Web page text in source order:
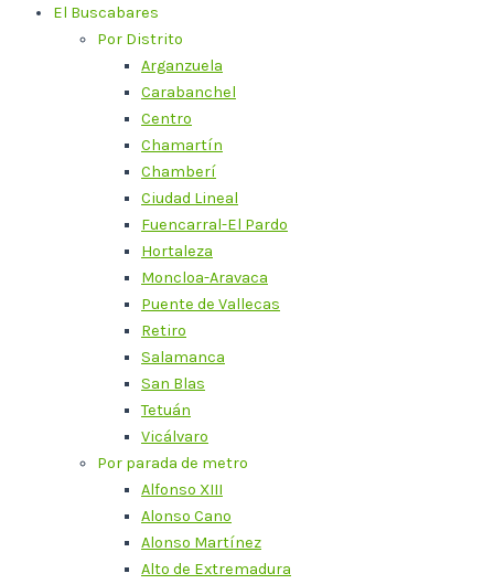
El Buscabares
Por Distrito
Arganzuela
Carabanchel
Centro
Chamartín
Chamberí
Ciudad Lineal
Fuencarral-El Pardo
Hortaleza
Moncloa-Aravaca
Puente de Vallecas
Retiro
Salamanca
San Blas
Tetuán
Vicálvaro
Por parada de metro
Alfonso XIII
Alonso Cano
Alonso Martínez
Alto de Extremadura